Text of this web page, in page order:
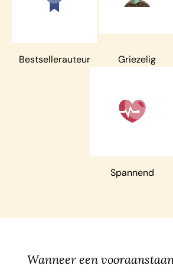
Bestsellerauteur Griezelig
Spannend
Wanneer een